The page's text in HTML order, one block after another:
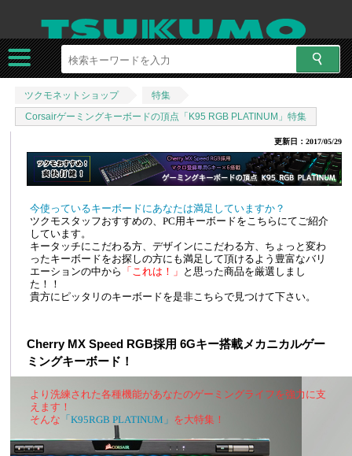
ツクモネットショップ
特集
Corsairゲーミングキーボードの頂点「K95 RGB PLATINUM」特集
更新日：2017/05/29
今使っているキーボードにあなたは満足していますか？
ツクモスタッフおすすめの、PC用キーボードをこちらにてご紹介
しています。
キータッチにこだわる方、デザインにこだわる方、ちょっと変わ
ったキーボードをお探しの方にも満足して頂けるよう豊富なバリ
エーションの中から 「これは！」 と思った商品を厳選しまし
た！！
貴方にピッタリのキーボードを是非こちらで見つけて下さい。
Cherry MX Speed RGB採用 6Gキー搭載メカニカルゲー
ミングキーボード！
より洗練された各種機能があなたのゲーミングライフを強力に支
えます！
そんな 「K95RGB PLATINUM」 を大特集！